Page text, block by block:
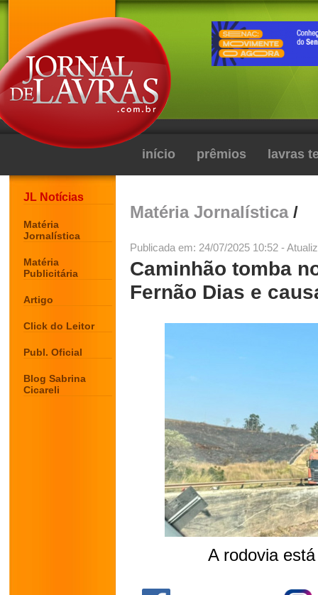
início prêmios lavras
JL Notícias
Matéria
Jornalística
Matéria
Publicitária
Artigo
Click do Leitor
Publ. Oficial
Blog Sabrina
Cicareli
Matéria Jornalística/
Publicada em: 24/07/2025 10:52 -
Caminhão tomba
Fernão Dias e
A rodovia